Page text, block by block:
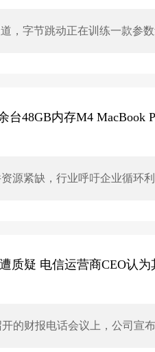
，字节跳动正在训练一款参
入同样重要。
48GB内存M4 MacBook
源紧缺，行业呼吁企业循环
质疑 电信运营商CEO认
的财报电话会议上，公司宣